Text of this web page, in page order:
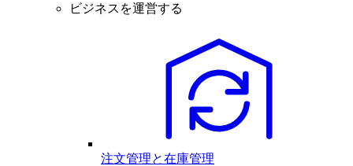
ビジネスを運営する
注文管理と在庫管理